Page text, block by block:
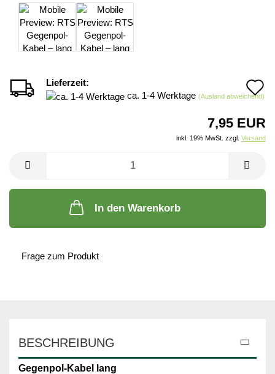
Lieferzeit:
ca. 1-4 Werktage (Ausland abweichend)
7,95 EUR
inkl. 19% MwSt. zzgl. Versand
In den Warenkorb
Frage zum Produkt
BESCHREIBUNG
Gegenpol-Kabel lang